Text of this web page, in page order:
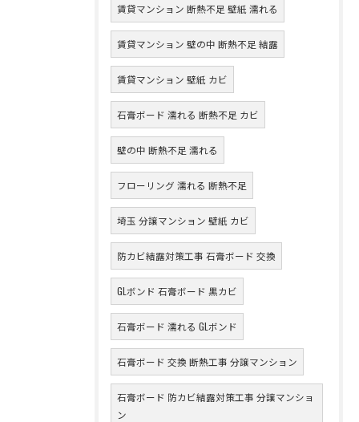
賃貸マンション 断熱不足 壁紙 濡れる
賃貸マンション 壁の中 断熱不足 結露
賃貸マンション 壁紙 カビ
石膏ボード 濡れる 断熱不足 カビ
壁の中 断熱不足 濡れる
フローリング 濡れる 断熱不足
埼玉 分譲マンション 壁紙 カビ
防カビ結露対策工事 石膏ボード 交換
GLボンド 石膏ボード 黒カビ
石膏ボード 濡れる GLボンド
石膏ボード 交換 断熱工事 分譲マンション
石膏ボード 防カビ結露対策工事 分譲マンショ
ン